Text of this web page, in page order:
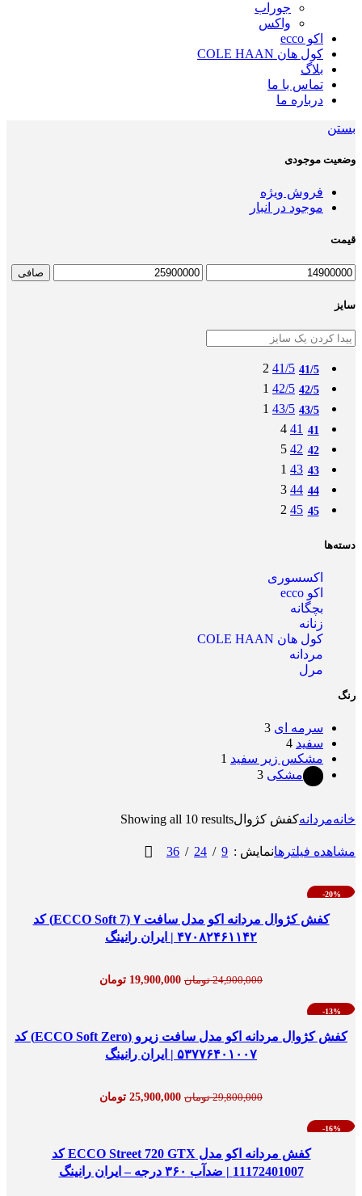
جوراب
واکس
اکو ecco
کول هان COLE HAAN
بلاگ
تماس با ما
درباره ما
بستن
وضعیت موجودی
فروش ویژه
موجود در انبار
قیمت
صافی
سایز
41/5
41/5
2
42/5
42/5
1
43/5
43/5
1
41
41
4
42
42
5
43
43
1
44
44
3
45
45
2
دسته‌ها
اکسسوری
اکو ecco
بچگانه
زنانه
کول هان COLE HAAN
مردانه
مرل
رنگ
سرمه ای 3
سفید 4
مشکس زیر سفید 1
مشکی 3
خانهمردانهکفش کژوالShowing all 10 results
مشاهده فیلترهانمایش 9
24
36
-20%
کفش کژوال مردانه اکو مدل سافت ۷ (ECCO Soft 7) کد
۴۷۰۸۲۴۶۱۱۴۲ | ایران رانینگ
24,900,000 تومان 19,900,000 تومان
-13%
کفش کژوال مردانه اکو مدل سافت زیرو (ECCO Soft Zero) کد
۵۳۷۷۶۴۰۱۰۰۷ | ایران رانینگ
29,800,000 تومان 25,900,000 تومان
-16%
کفش مردانه اکو مدل ECCO Street 720 GTX کد
11172401007 | ضدآب ۳۶۰ درجه – ایران رانینگ